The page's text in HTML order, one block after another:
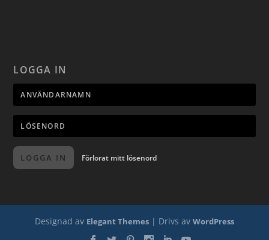
LOGGA IN
LOGGA IN Förlorat mitt lösenord
Designad av Elegant Themes | Drivs av WordPress